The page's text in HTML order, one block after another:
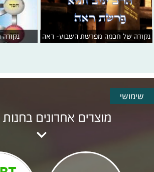
נקודה של חכמה מפרשת השבוע- ראה
שימושי
מוצרים אחרונים
